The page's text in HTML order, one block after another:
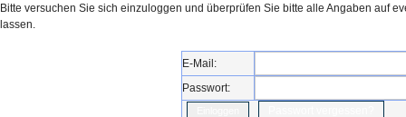
Bitte versuchen Sie sich einzuloggen und überprüfen Sie bitte alle Angaben auf
lassen.
E-Mail:
Passwort: